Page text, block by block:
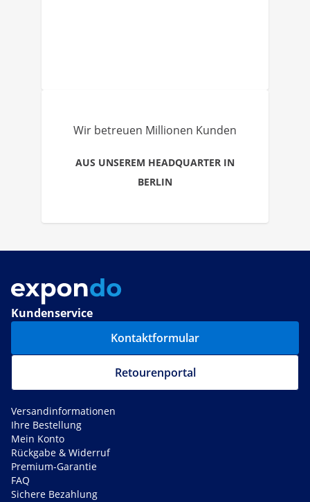
Wir betreuen Millionen Kunden
AUS UNSEREM HEADQUARTER IN
BERLIN
Kundenservice
Kontaktformular
Retourenportal
Versandinformationen
Ihre Bestellung
Mein Konto
Rückgabe & Widerruf
Premium-Garantie
FAQ
Sichere Bezahlung